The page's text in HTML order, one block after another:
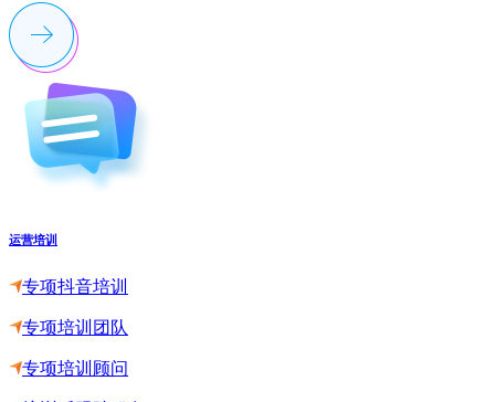
运营培训
专项抖音培训
专项培训团队
专项培训顾问